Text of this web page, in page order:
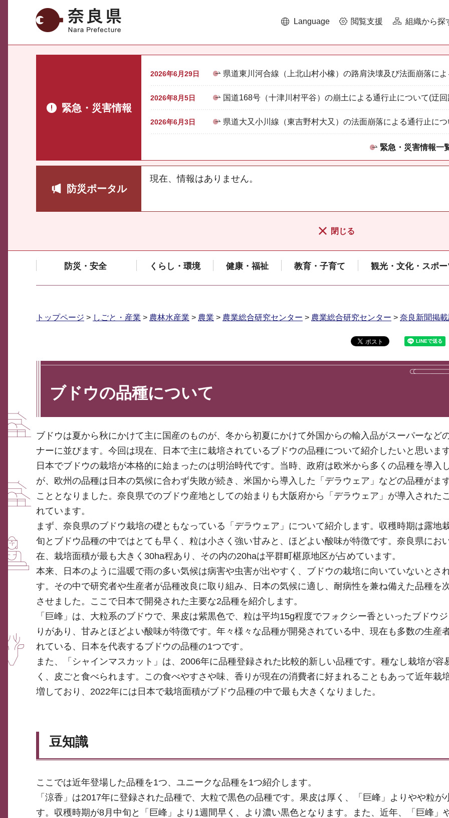
奈良県 Language 閲覧支援 組織から探
緊急・災害情報
2026年6月29日 県道東川河合線（上北山村小橡）の路肩決壊及び法面崩落に
2026年8月5日 国道168号（十津川村平谷）の崩土による通行止について(迂
2026年6月3日 県道大又小川線（東吉野村大又）の法面崩落による通行止につ
緊急・災害情報一
防災ポータル
現在、情報はありません。
閉じる
防災・安全 くらし・環境 健康・福祉 教育・子育て 観光・文化・スポー
トップページ > しごと・産業 > 農林水産業 > 農業 > 農業総合研究センター > 農業総合研究センター > 奈良新聞掲
ブドウの品種について
ブドウは夏から秋にかけて主に国産のものが、冬から初夏にかけて外国からの輸入品がスーパーなど
ナーに並びます。今回は現在、日本で主に栽培されているブドウの品種について紹介したいと思います
日本でブドウの栽培が本格的に始まったのは明治時代です。当時、政府は欧米から多くの品種を導入
が、欧州の品種は日本の気候に合わず失敗が続き、米国から導入した「デラウェア」などの品種がま
こととなりました。奈良県でのブドウ産地としての始まりも大阪府から「デラウェア」が導入された
れています。
まず、奈良県のブドウ栽培の礎ともなっている「デラウェア」について紹介します。収穫時期は露地
旬とブドウ品種の中ではとても早く、粒は小さく強い甘みと、ほどよい酸味が特徴です。奈良県にお
在、栽培面積が最も大きく30ha程あり、その内の20haは平群町椹原地区が占めています。
本来、日本のように温暖で雨の多い気候は病害や虫害が出やすく、ブドウの栽培に向いていないとさ
す。その中で研究者や生産者が品種改良に取り組み、日本の気候に適し、耐病性を兼ね備えた品種を
させました。ここで日本で開発された主要な2品種を紹介します。
「巨峰」は、大粒系のブドウで、果皮は紫黒色で、粒は平均15g程度でフォクシー香といったブドウ
りがあり、甘みとほどよい酸味が特徴です。年々様々な品種が開発されている中、現在も多数の生産
れている、日本を代表するブドウの品種の1つです。
また、「シャインマスカット」は、2006年に品種登録された比較的新しい品種です。種なし栽培が容
く、皮ごと食べられます。この食べやすさや味、香りが現在の消費者に好まれることもあって近年栽
増しており、2022年には日本で栽培面積がブドウ品種の中で最も大きくなりました。
豆知識
ここでは近年登場した品種を1つ、ユニークな品種を1つ紹介します。
「涼香」は2017年に登録された品種で、大粒で黒色の品種です。果皮は厚く、「巨峰」よりやや粒が
す。収穫時期が8月中旬と「巨峰」より1週間早く、より濃い黒色となります。また、近年、「巨峰」